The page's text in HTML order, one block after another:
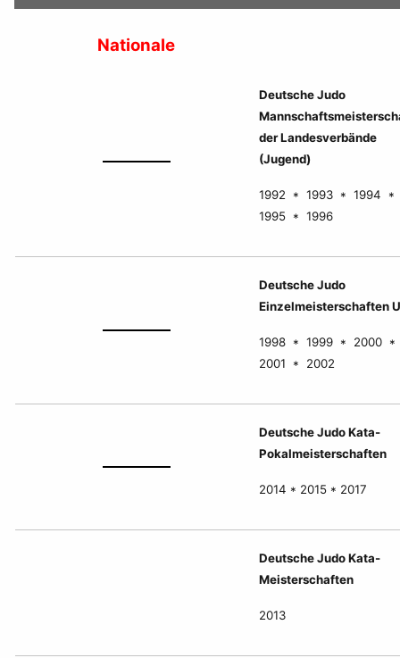
Nationale
Deutsche Judo
der Landesverbände
(Jugend)
1992 * 1993 * 1994 *
1995 * 1996
Deutsche Judo
Einzelmeisterschaften
1998 * 1999 * 2000 *
2001 * 2002
Deutsche Judo Kata-
Pokalmeisterschaften
2014 * 2015 * 2017
Deutsche Judo Kata-
Meisterschaften
2013